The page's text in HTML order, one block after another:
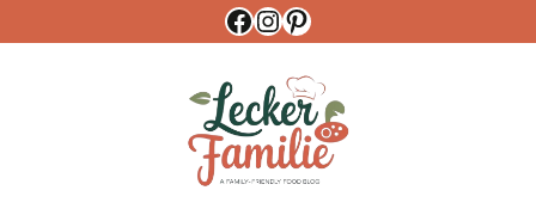
Facebook
Instagram
Pinterest